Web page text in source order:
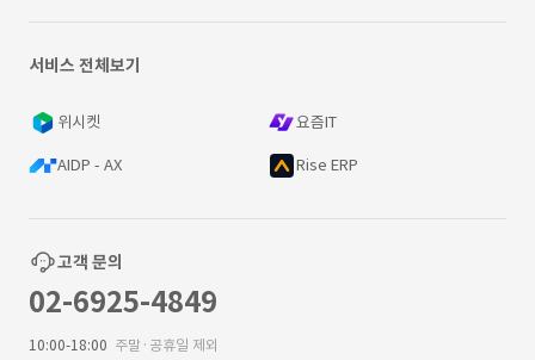
서비스 전체보기
위시켓 요즘IT
AIDP - AX Rise ERP
고객 문의
02-6925-4849
10:00-18:00 주말·공휴일 제외